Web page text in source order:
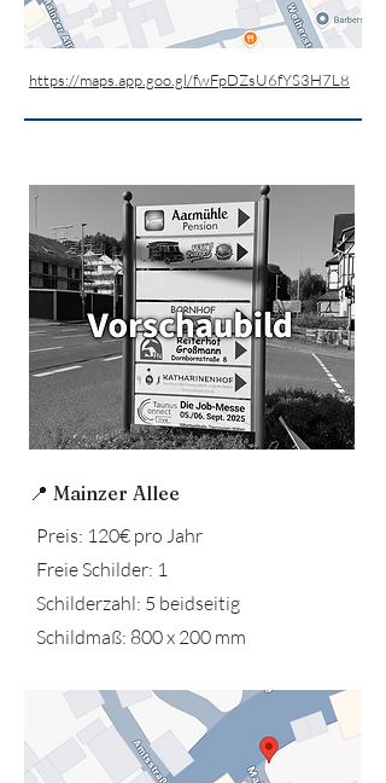
https://maps.app.goo.gl/fwFpDZsU6fYS3H7L8
📍 Mainzer Allee
Preis: 120€ pro Jahr
Freie Schilder: 1
Schilderzahl: 5 beidseitig
Schildmaß: 800 x 200 mm